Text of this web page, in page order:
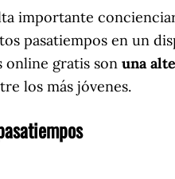
importante
pasatiempos en un
online gratis son una
los más jóvenes.